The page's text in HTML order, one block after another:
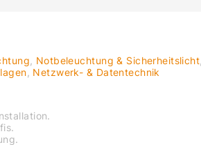
Notbeleuchtung & Sicherheitslicht
Netzwerk- & Datentechnik